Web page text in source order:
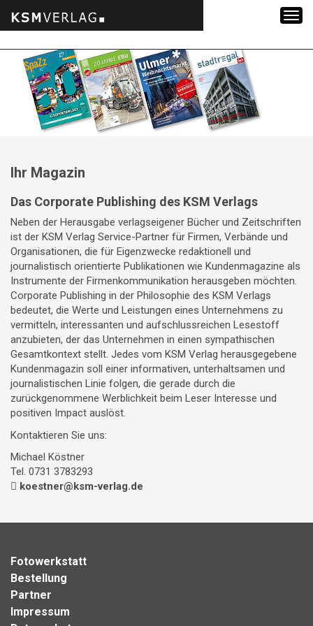
Inhalt
springen
Ihr Magazin
Das Corporate Publishing des KSM Verlags
Neben der Herausgabe verlagseigener Bücher und Zeitschriften
ist der KSM Verlag Service-Partner für Firmen, Verbände und
Organisationen, die für Eigenzwecke redaktionell und
journalistisch orientierte Publikationen wie Kundenmagazine als
Instrumente der Firmenkommunikation herausgeben möchten.
Corporate Publishing in der Philosophie des KSM Verlags
bedeutet, die Werte und Leistungen eines Unternehmens zu
vermitteln, interessanten und aufschlussreichen Lesestoff
anzubieten, der das Unternehmen in einen sympathischen
Gesamtkontext stellt. Jedes vom KSM Verlag herausgegebene
Kundenmagazin soll einer informativen, unterhaltsamen und
journalistischen Linie folgen, die gerade durch die
zurückgenommene Werblichkeit beim Leser Interesse und
positiven Impact auslöst.
Kontaktieren Sie uns:
Michael Köstner
Tel. 0731 3783293
koestner@ksm-verlag.de
Fotowerkstatt
Bestellung
Partner
Impressum